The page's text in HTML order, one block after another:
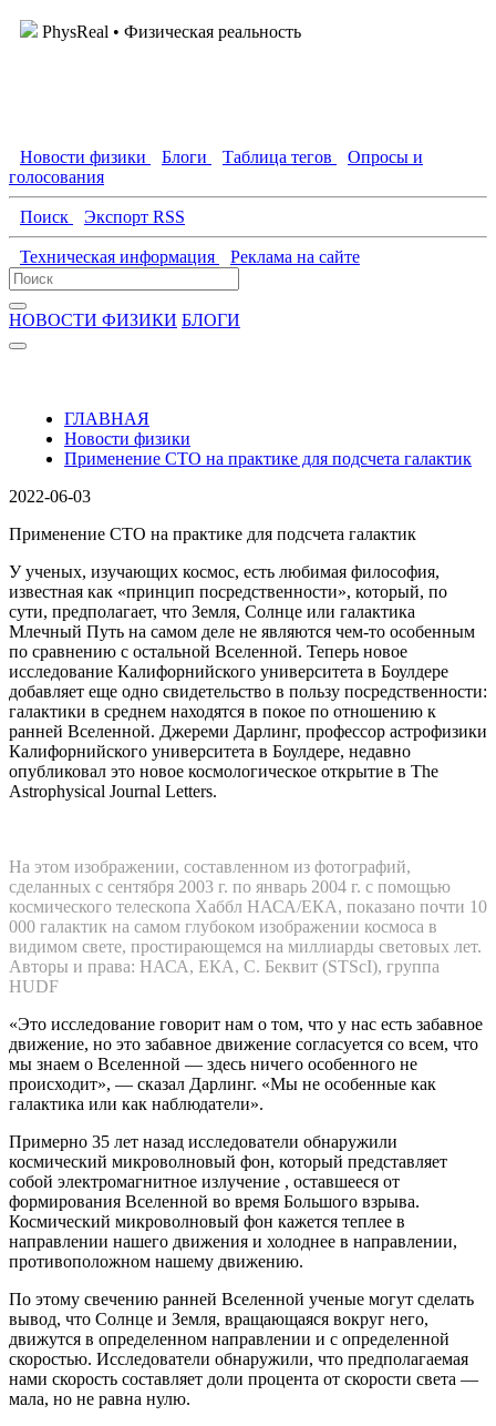
PhysReal • Физическая реальность
Новости физики Блоги Таблица тегов
Опросы и
голосования
Поиск Экспорт RSS
Техническая информация Реклама на сайте
НОВОСТИ ФИЗИКИ БЛОГИ
ГЛАВНАЯ
Новости физики
Применение СТО на практике для подсчета галактик
2022-06-03
Применение СТО на практике для подсчета галактик
У ученых, изучающих космос, есть любимая философия,
известная как «принцип посредственности», который, по
сути, предполагает, что Земля, Солнце или галактика
Млечный Путь на самом деле не являются чем-то особенным
по сравнению с остальной Вселенной. Теперь новое
исследование Калифорнийского университета в Боулдере
добавляет еще одно свидетельство в пользу посредственности:
галактики в среднем находятся в покое по отношению к
ранней Вселенной. Джереми Дарлинг, профессор астрофизики
Калифорнийского университета в Боулдере, недавно
опубликовал это новое космологическое открытие в The
Astrophysical Journal Letters.
На этом изображении, составленном из фотографий,
сделанных с сентября 2003 г. по январь 2004 г. с помощью
космического телескопа Хаббл НАСА/ЕКА, показано почти 10
000 галактик на самом глубоком изображении космоса в
видимом свете, простирающемся на миллиарды световых лет.
Авторы и права: НАСА, ЕКА, С. Беквит (STScI), группа
HUDF
«Это исследование говорит нам о том, что у нас есть забавное
движение, но это забавное движение согласуется со всем, что
мы знаем о Вселенной — здесь ничего особенного не
происходит», — сказал Дарлинг. «Мы не особенные как
галактика или как наблюдатели».
Примерно 35 лет назад исследователи обнаружили
космический микроволновый фон, который представляет
собой электромагнитное излучение , оставшееся от
формирования Вселенной во время Большого взрыва.
Космический микроволновый фон кажется теплее в
направлении нашего движения и холоднее в направлении,
противоположном нашему движению.
По этому свечению ранней Вселенной ученые могут сделать
вывод, что Солнце и Земля, вращающаяся вокруг него,
движутся в определенном направлении и с определенной
скоростью. Исследователи обнаружили, что предполагаемая
нами скорость составляет доли процента от скорости света —
мала, но не равна нулю.